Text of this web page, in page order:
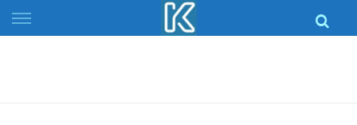
Skip
to